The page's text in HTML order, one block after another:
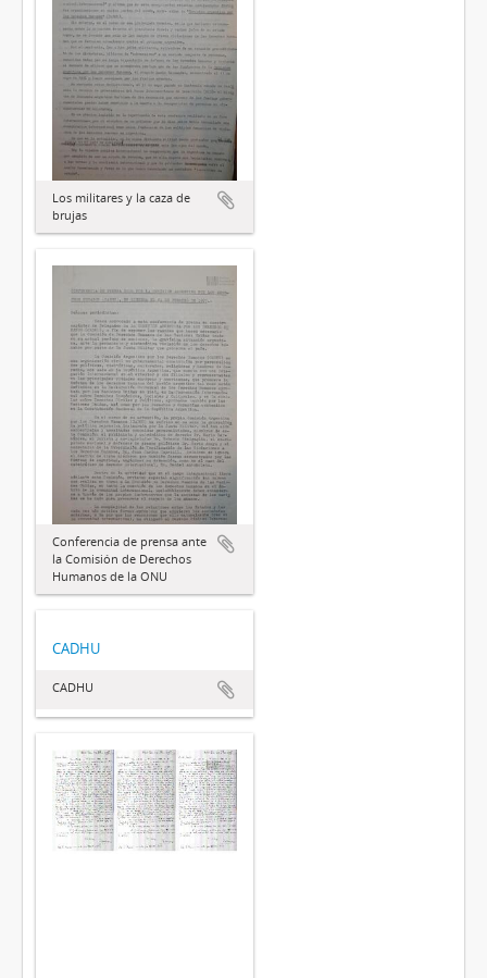
Los militares y la caza de
brujas
Conferencia de prensa ante
la Comisión de Derechos
Humanos de la ONU
CADHU
CADHU